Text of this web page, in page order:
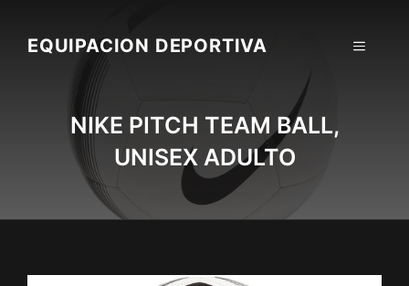
contentEQUIPACION DEPORTIVA MENU
NIKE PITCH TEAM BALL,
UNISEX ADULTO